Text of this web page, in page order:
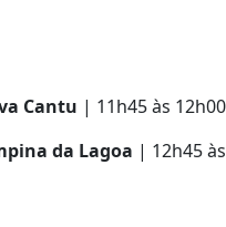
Cantu | 11h45 às
da Lagoa | 12h45